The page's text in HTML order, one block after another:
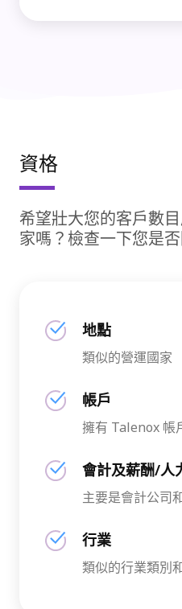
資格
希望壯大您的客戶數
家嗎？檢查一下您是
地點
類似的營運國家
帳戶
擁有 Talenox 帳
會計及薪酬/人
主要是會計公司
行業
類似的行業類別